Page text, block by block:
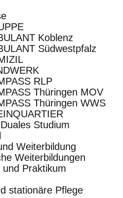
Koblenz
Südwestpfalz
RLP
Thüringen MOV
Thüringen WWS
Studium
Weiterbildung
Weiterbildungen
und Praktikum
stationäre Pflege